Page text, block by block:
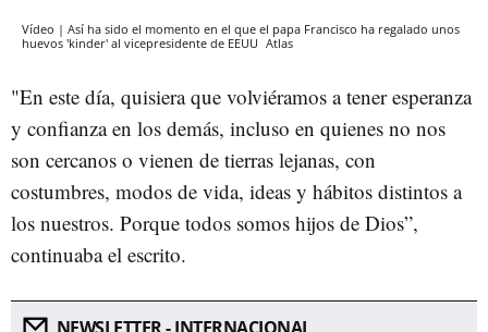
Vídeo | Así ha sido el momento en el que el papa Francisco ha regalado unos
huevos 'kinder' al vicepresidente de EEUU Atlas
"En este día, quisiera que volviéramos a tener esperanza
y confianza en los demás, incluso en quienes no nos
son cercanos o vienen de tierras lejanas, con
costumbres, modos de vida, ideas y hábitos distintos a
los nuestros. Porque todos somos hijos de Dios”,
continuaba el escrito.